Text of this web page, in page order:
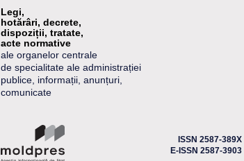
Legi,
hotărâri, decrete,
dispoziții, tratate,
acte normative
ale organelor centrale
de specialitate ale administrației
publice, informații, anunțuri,
comunicate
ISSN 2587-389X
E-ISSN 2587-3903